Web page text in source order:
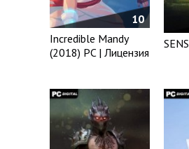
10
Incredible Mandy
(2018) PC | Лицензия